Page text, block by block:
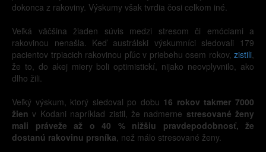
dokonca z rakoviny. Výskumy však tvrdia čosi celkom iné.
Veľká väčšina žiaden súvis medzi stresom či emóciami a
rakovinou nenašla. Keď austrálski výskumníci sledovali 179
pacientov trpiacich rakovinou pľúc v priebehu osem rokov, zistili,
že to, do akej miery boli optimistickí, nijako neovplyvnilo, ako
dlho žili.
Veľký výskum, ktorý sledoval po dobu 16 rokov takmer 7000
žienv Kodani napríklad zistil, že nadmerne stresované ženy
mali práveže až o 40 % nižšiu pravdepodobnosť, že
dostanú rakovinu prsníka, než málo stresované ženy.